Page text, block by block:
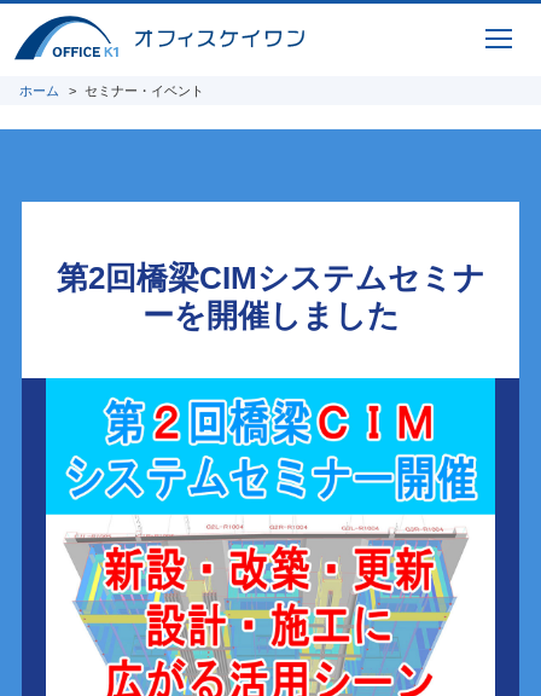
ホーム セミナー・イベント
第2回橋梁CIMシステムセミナ
ーを 開催しました